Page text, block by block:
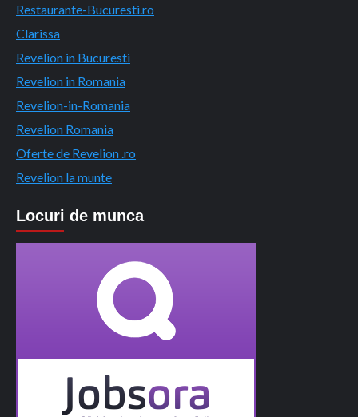
Restaurante-Bucuresti.ro
Clarissa
Revelion in Bucuresti
Revelion in Romania
Revelion-in-Romania
Revelion Romania
Oferte de Revelion .ro
Revelion la munte
Locuri de munca